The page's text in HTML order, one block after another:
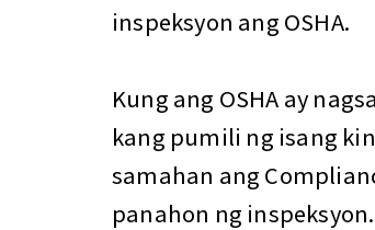
inspeksyon ang OSHA.
Kung ang OSHA ay
kang pumili ng isang
samahan ang
panahon ng